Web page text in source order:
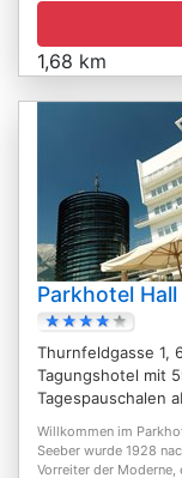
1,68 km
Parkhotel Hall
Thurnfeldgasse 1,
Tagungshotel mit
Tagespauschalen
Willkommen im
Seeber wurde 1928
Vorreiter der Moderne,